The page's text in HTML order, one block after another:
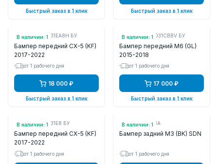
Быстрый заказ в 1 клик Быстрый заказ в 1 клик
В наличии: 1
Арт.: KB8A50031EA8H БУ
Бампер передний CX-5 (KF)
2017-2022
от 1 рабочего дня
18 000 ₽
Быстрый заказ в 1 клик
В наличии: 1
Арт.: GMM650031CBBV БУ
Бампер передний M6 (GL)
2015-2018
от 1 рабочего дня
17 000 ₽
Быстрый заказ в 1 клик
В наличии: 1
Арт.: KB8A50031E8 БУ
Бампер передний CX-5 (KF)
2017-2022
от 1 рабочего дня
В наличии: 1
Арт.: MZ04113BA
Бампер задний M3 (BK) SDN
от 1 рабочего дня